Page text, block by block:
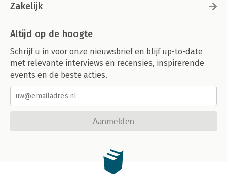
Zakelijk
Altijd op de hoogte
Schrijf u in voor onze nieuwsbrief en blijf up-to-date
met relevante interviews en recensies, inspirerende
events en de beste acties.
Aanmelden